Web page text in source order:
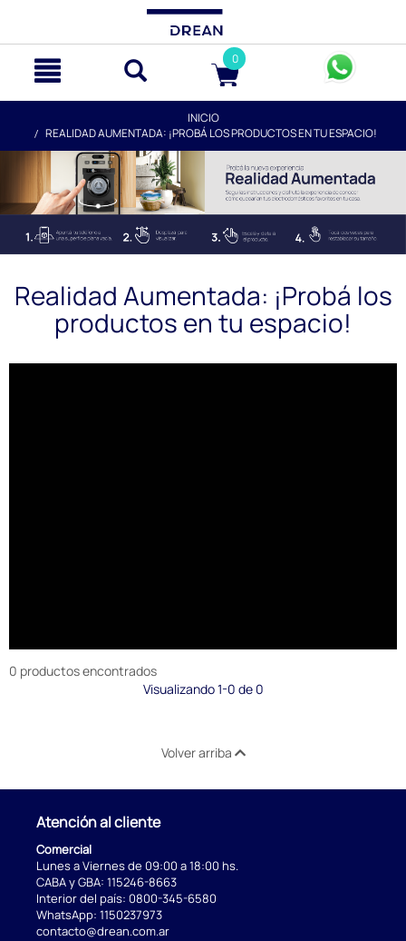
0
INICIO
REALIDAD AUMENTADA: ¡PROBÁ LOS PRODUCTOS EN TU ESPACIO!
Realidad Aumentada: ¡Probá los
productos en tu espacio!
0 productos encontrados
Visualizando 1-0 de 0
Volver arriba
Atención al cliente
Comercial
Lunes a Viernes de 09:00 a 18:00 hs.
CABA y GBA: 115246-8663
Interior del país: 0800-345-6580
WhatsApp: 1150237973
contacto@drean.com.ar